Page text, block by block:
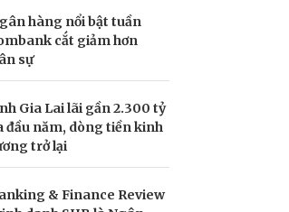
hàng nổi bật tuần
cắt giảm hơn
sự
Gia Lai lãi gần 2.300 tỷ
đầu năm, dòng tiền kinh
trở lại
& Finance Review